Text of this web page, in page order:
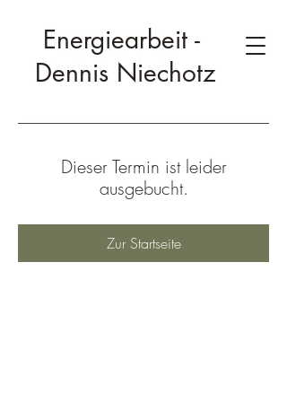
Energiearbeit -
Dennis Niechotz
Dieser Termin ist leider
ausgebucht.
Zur Startseite